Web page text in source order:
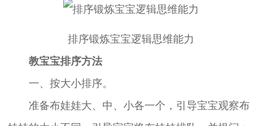
排序锻炼宝宝逻辑思维能力
教宝宝排序方法
一、按大小排序。
准备布娃娃大、中、小各一个，引导宝宝观察布